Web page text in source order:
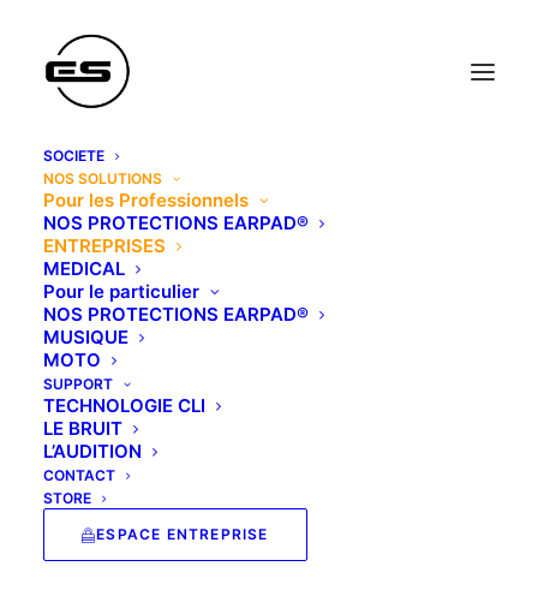
SOCIETE
NOS SOLUTIONS
Pour les Professionnels
NOS PROTECTIONS EARPAD®
ENTREPRISES
MEDICAL
Pour le particulier
NOS PROTECTIONS EARPAD®
MUSIQUE
MOTO
SUPPORT
TECHNOLOGIE CLI
LE BRUIT
L’AUDITION
CONTACT
STORE
ESPACE ENTREPRISE
Protection auditive au
travail
Bouchons moulés sur
mesure pour l'industrie
et l'entreprise
EarSonics Earpad® équipe vos